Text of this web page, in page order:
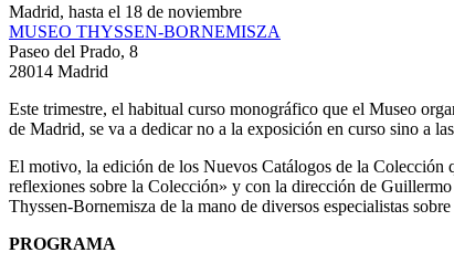
Madrid, hasta el 18 de noviembre
MUSEO THYSSEN-BORNEMISZA
Paseo del Prado, 8
28014 Madrid
Este trimestre, el habitual curso monográfico que el Museo
de Madrid, se va a dedicar no a la exposición en curso sino a
El motivo, la edición de los Nuevos Catálogos de la Colección
reflexiones sobre la Colección» y con la dirección de
Thyssen-Bornemisza de la mano de diversos especialistas
PROGRAMA